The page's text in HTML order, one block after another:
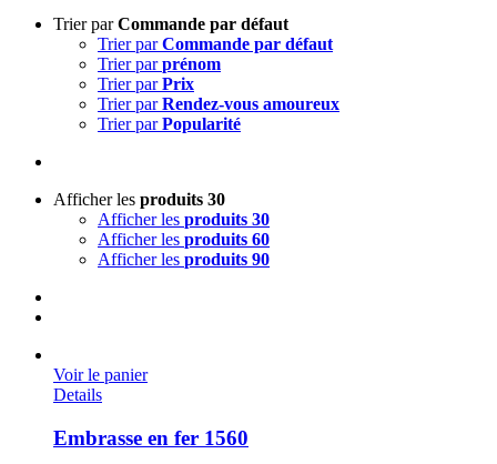
Trier parCommande par défaut
Trier parCommande par défaut
Trier parprénom
Trier parPrix
Trier parRendez-vous amoureux
Trier parPopularité
Afficher les produits 30
Afficher les produits 30
Afficher les produits 60
Afficher les produits 90
Voir le panier
Details
Embrasse en fer 1560